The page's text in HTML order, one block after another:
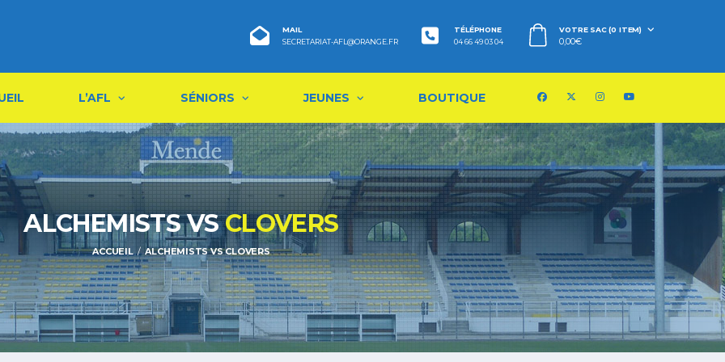
MAIL
SECRETARIAT-AFL@ORANGE.FR
TÉLÉPHONE
04 66 49 03 04
VOTRE SAC (0 ITEM)
0,00€
L’AFL SÉNIORS JEUNES BOUTIQUE
ALCHEMISTS VSCLOVERS
ACCUEIL ALCHEMISTS VS CLOVERS